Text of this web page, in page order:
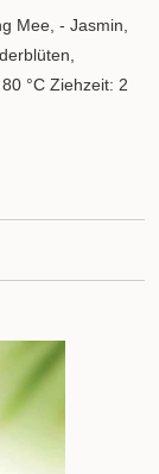
Mee, - Jasmin,
°C Ziehzeit: 2